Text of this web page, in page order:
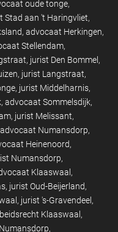
oude tonge
Stad aan 't Haringvliet
advocaat Herkingen
Stellendam
jurist Den Bommel
jurist Langstraat
jurist Middelharnis
advocaat Sommelsdijk
jurist Melissant
advocaat Numansdorp
Heinenoord
Numansdorp
Klaaswaal
jurist Oud-Beijerland
jurist 's-Gravendeel
Klaaswaal